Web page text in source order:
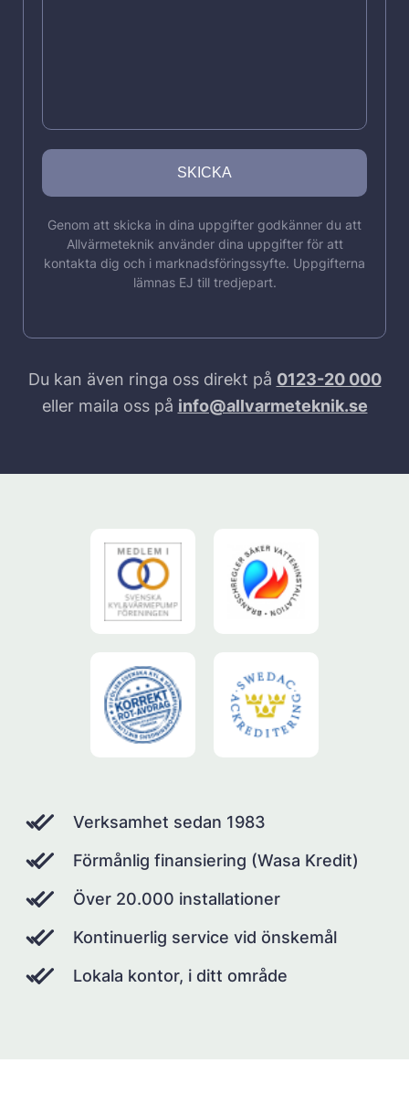
Genom att skicka in dina uppgifter godkänner du att
Allvärmeteknik använder dina uppgifter för att
kontakta dig och i marknadsföringssyfte. Uppgifterna
lämnas EJ till tredjepart.
Du kan även ringa oss direkt på 0123-20 000
eller maila oss på info@allvarmeteknik.se
Verksamhet sedan 1983
Förmånlig finansiering (Wasa Kredit)
Över 20.000 installationer
Kontinuerlig service vid önskemål
Lokala kontor, i ditt område